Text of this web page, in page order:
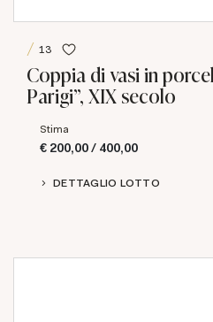
13
Coppia di vasi in
Parigi", XIX secolo
Stima
€ 200,00 / 400,00
DETTAGLIO LOTTO